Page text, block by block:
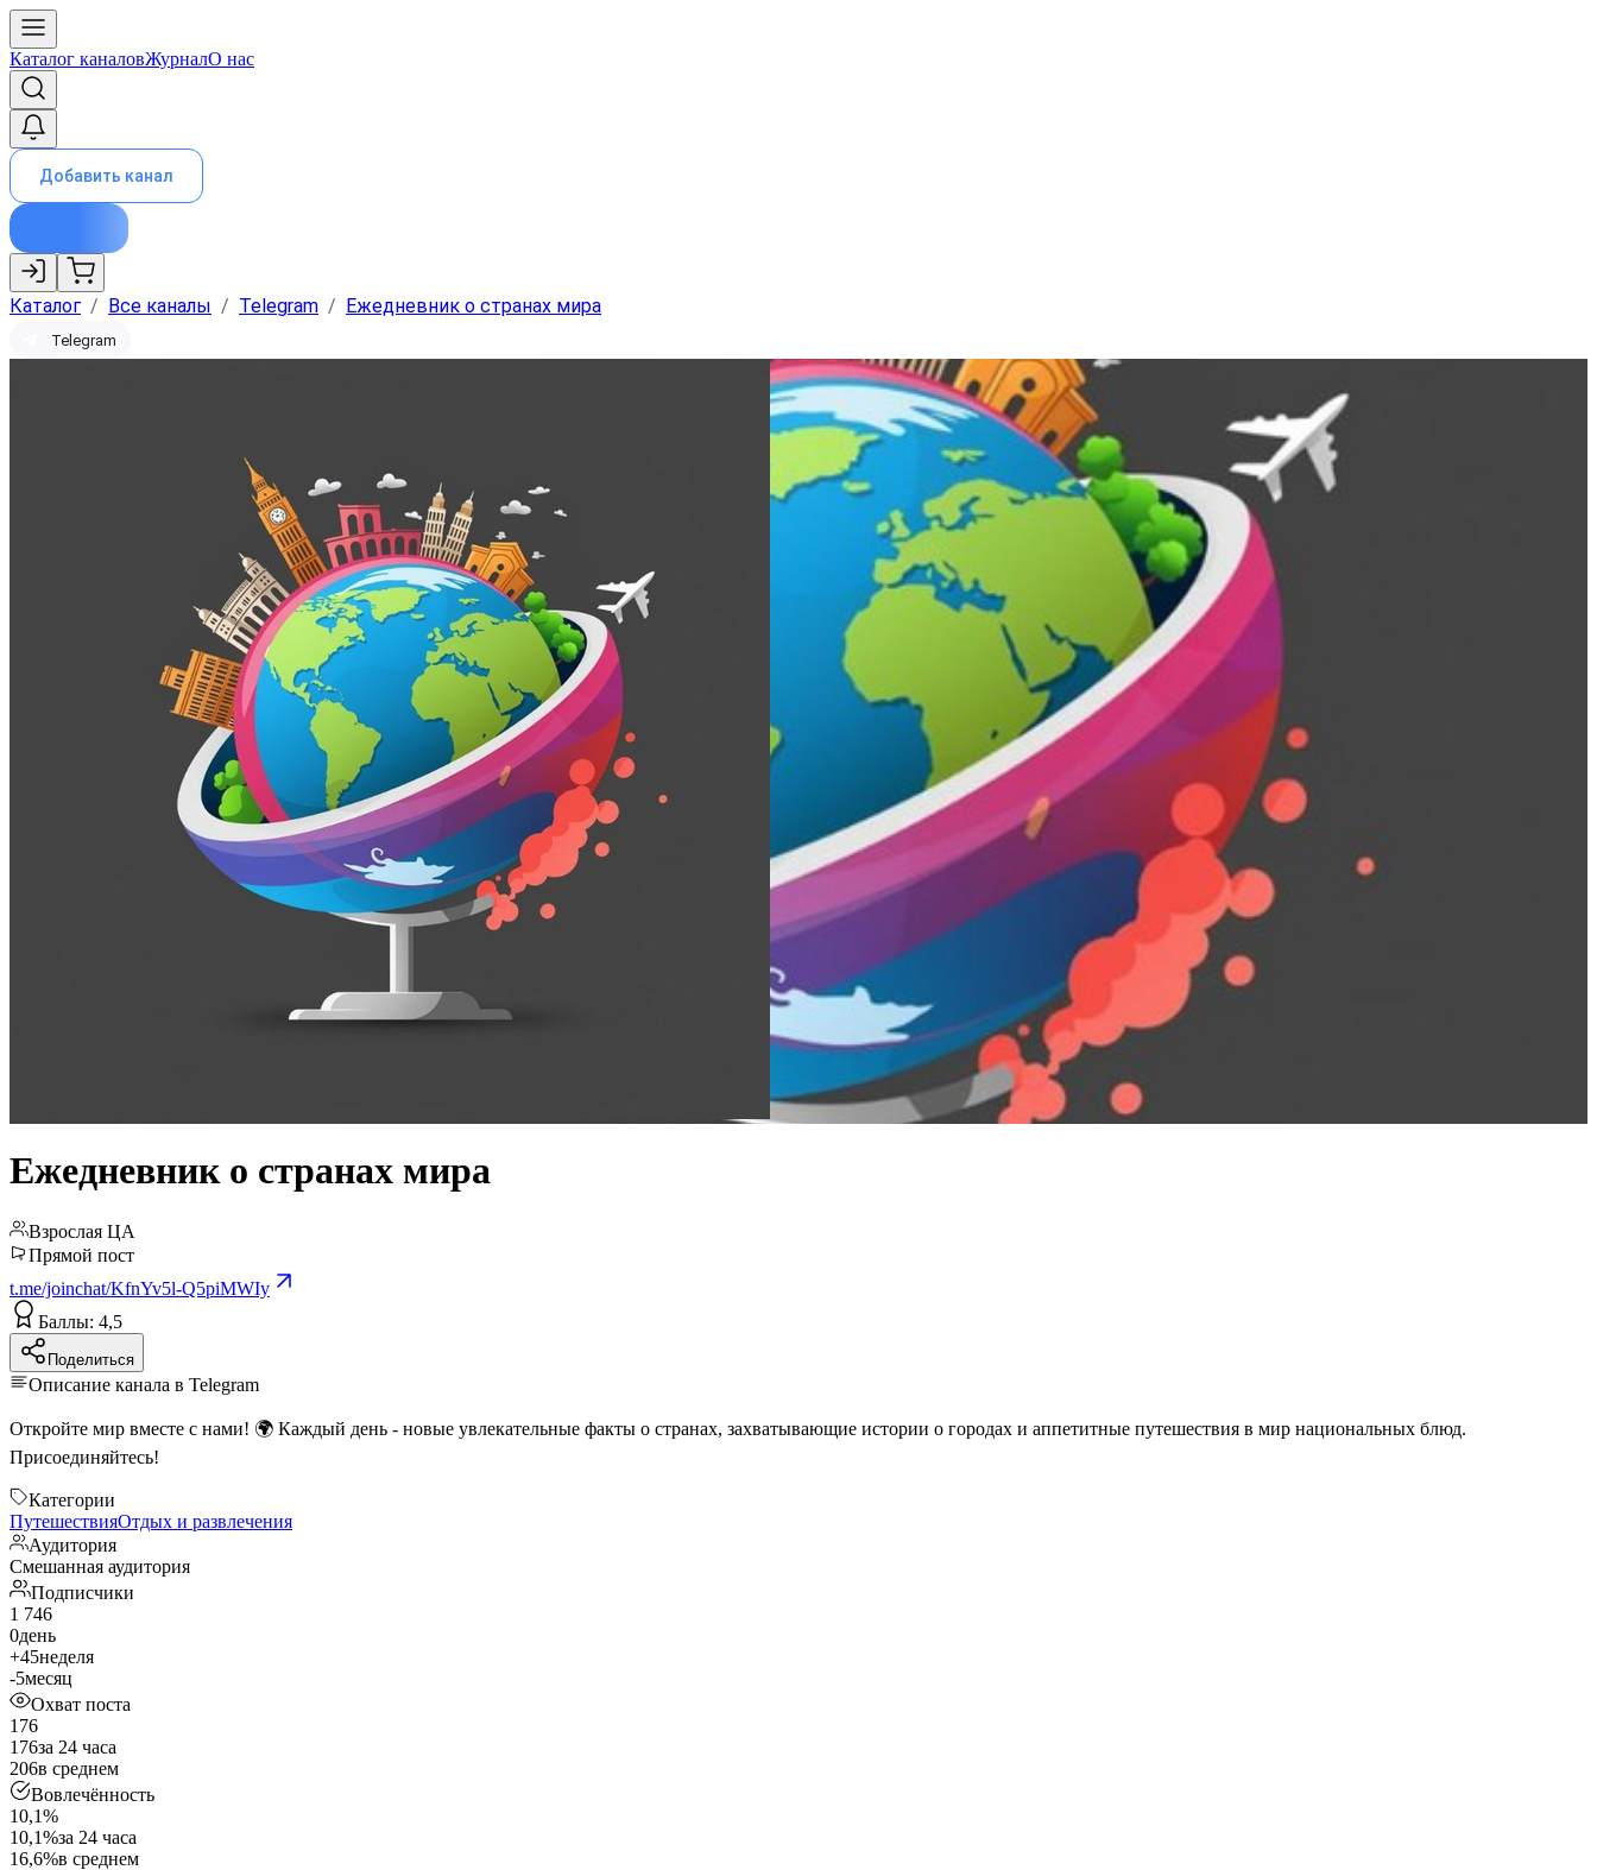
Каталог каналовЖурналО нас
Добавить канал
Каталог / Все каналы / Telegram / Ежедневник о странах мира
Telegram
Ежедневник о странах мира
Взрослая ЦА
Прямой пост
t.me/joinchat/KfnYv5l-Q5piMWIy
Баллы: 4,5
Поделиться
Описание канала в Telegram
Откройте мир вместе с нами! 🌍 Каждый день - новые увлекательные факты о странах, захватывающие истории о городах и аппетитные путешествия в мир национальных блюд.
Присоединяйтесь!
Категории
ПутешествияОтдых и развлечения
Аудитория
Смешанная аудитория
Подписчики
1 746
0день
+45неделя
-5месяц
Охват поста
176
176за 24 часа
206в среднем
Вовлечённость
10,1%
10,1%за 24 часа
16,6%в среднем